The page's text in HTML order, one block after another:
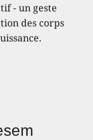
- un geste
des corps